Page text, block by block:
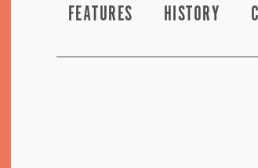
FEATURES HISTORY